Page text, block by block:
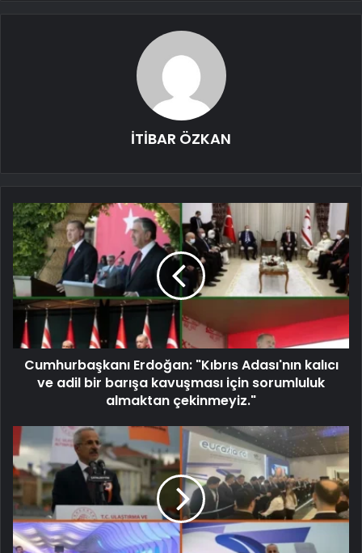
İTİBAR ÖZKAN
Cumhurbaşkanı Erdoğan: "Kıbrıs Adası'nın kalıcı
ve adil bir barışa kavuşması için sorumluluk
almaktan çekinmeyiz."